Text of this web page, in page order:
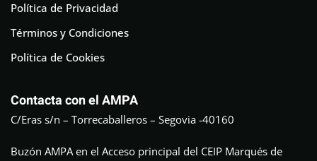
Política de Privacidad
Términos y Condiciones
Política de Cookies
Contacta con el AMPA
C/Eras s/n – Torrecaballeros – Segovia -40160
Buzón AMPA en el Acceso principal del CEIP Marqués de